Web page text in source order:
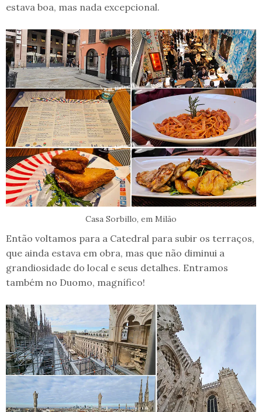
estava boa, mas nada excepcional.
Casa Sorbillo, em Milão
Então voltamos para a Catedral para subir os terraços,
que ainda estava em obra, mas que não diminui a
grandiosidade do local e seus detalhes. Entramos
também no Duomo, magnífico!